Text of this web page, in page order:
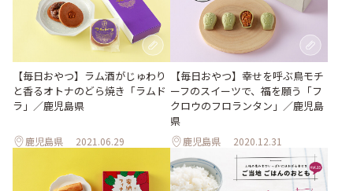
【毎日おやつ】ラム酒がじゅわり
と香るオトナのどら焼き「ラムド
ラ」／鹿児島県
鹿児島県 2021.06.29
【毎日おやつ】幸せを呼ぶ鳥モチ
ーフのスイーツで、福を願う「フ
クロウのフロランタン」／鹿児島
県
鹿児島県 2020.12.31